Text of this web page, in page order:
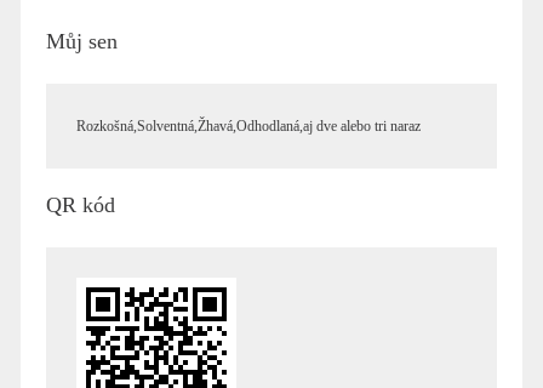
Můj sen
Rozkošná,Solventná,Žhavá,Odhodlaná,aj dve alebo tri naraz
QR kód